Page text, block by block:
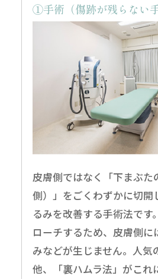
①手術（傷跡が残らない手
皮膚側ではなく「下まぶた
側）」をごくわずかに切開
るみを改善する手術法です
ローチするため、皮膚側に
みなどが生じません。人気
他、「裏ハムラ法」がこれ